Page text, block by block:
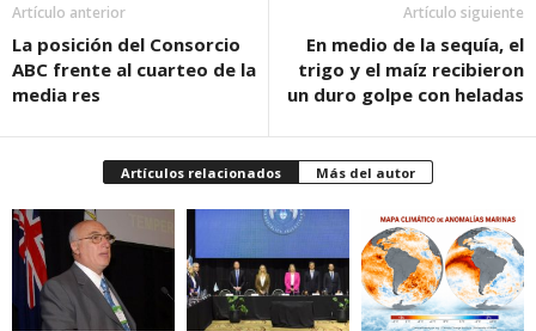
Artículo anterior
La posición del Consorcio
ABC frente al cuarteo de la
media res
Artículo siguiente
En medio de la sequía, el
trigo y el maíz recibieron
un duro golpe con heladas
Artículos relacionados Más del autor